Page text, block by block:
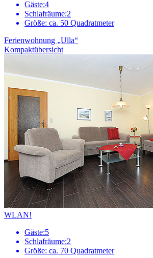
Gäste:4
Schlafräume:2
Größe: ca. 50 Quadratmeter
Ferienwohnung „Ulla“
Kompaktübersicht
WLAN!
Gäste:5
Schlafräume:2
Größe: ca. 70 Quadratmeter